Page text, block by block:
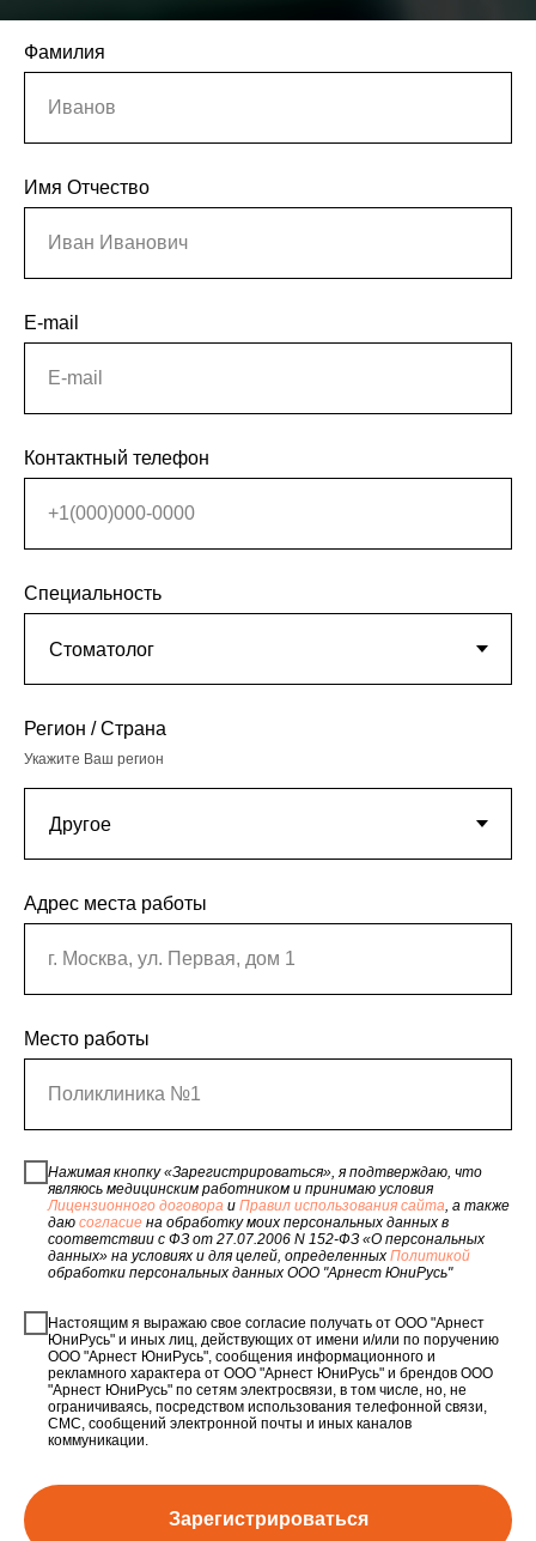
Фамилия
Иванов
Имя Отчество
Иван Иванович
E-mail
E-mail
Контактный телефон
+1(000)000-0000
Специальность
Регион / Страна
Укажите Ваш регион
Адрес места работы
г. Москва, ул. Первая, дом 1
Место работы
Поликлиника №1
Нажимая кнопку «Зарегистрироваться», я подтверждаю, что
являюсь медицинским работником и принимаю условия
Лицензионного договора и Правил использования сайта , а также
даю согласие на обработку моих персональных данных в
соответствии с ФЗ от 27.07.2006 N 152-ФЗ «О персональных
данных» на условиях и для целей, определенных Политикой
обработки персональных данных ООО "Арнест ЮниРусь"
Настоящим я выражаю свое согласие получать от ООО "Арнест
ЮниРусь" и иных лиц, действующих от имени и/или по поручению
ООО "Арнест ЮниРусь", сообщения информационного и
рекламного характера от ООО "Арнест ЮниРусь" и брендов ООО
"Арнест ЮниРусь" по сетям электросвязи, в том числе, но, не
ограничиваясь, посредством использования телефонной связи,
СМС, сообщений электронной почты и иных каналов
коммуникации.
Зарегистрироваться